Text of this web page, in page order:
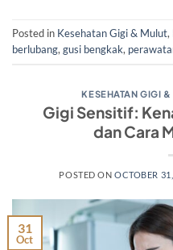
Posted in Kesehatan Gigi & Mulut,
berlubang, gusi bengkak,
KESEHATAN GIGI &
Gigi Sensitif:
dan Cara
POSTED ONOCTOBER
31
Oct